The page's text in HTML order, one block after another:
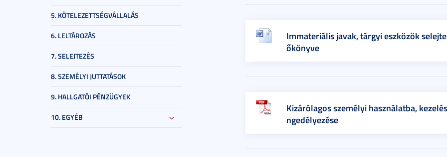
5. KÖTELEZETTSÉGVÁLLALÁS
6. LELTÁROZÁS
7. SELEJTEZÉS
8. SZEMÉLYI JUTTATÁSOK
9. HALLGATÓI PÉNZÜGYEK
10. EGYÉB
Immateriális javak, tárgyi eszközök
őkönyve
Kizárólagos személyi használatba,
ngedélyezése